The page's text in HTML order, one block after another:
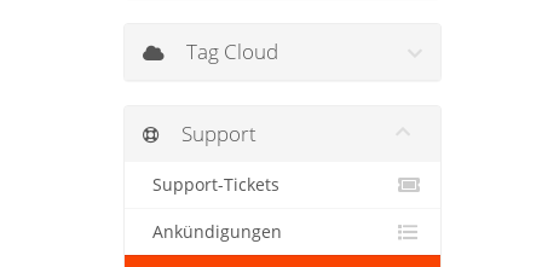
Tag Cloud
Support
Support-Tickets
Ankündigungen